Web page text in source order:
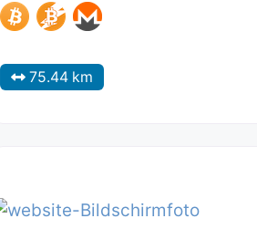
75.44 km